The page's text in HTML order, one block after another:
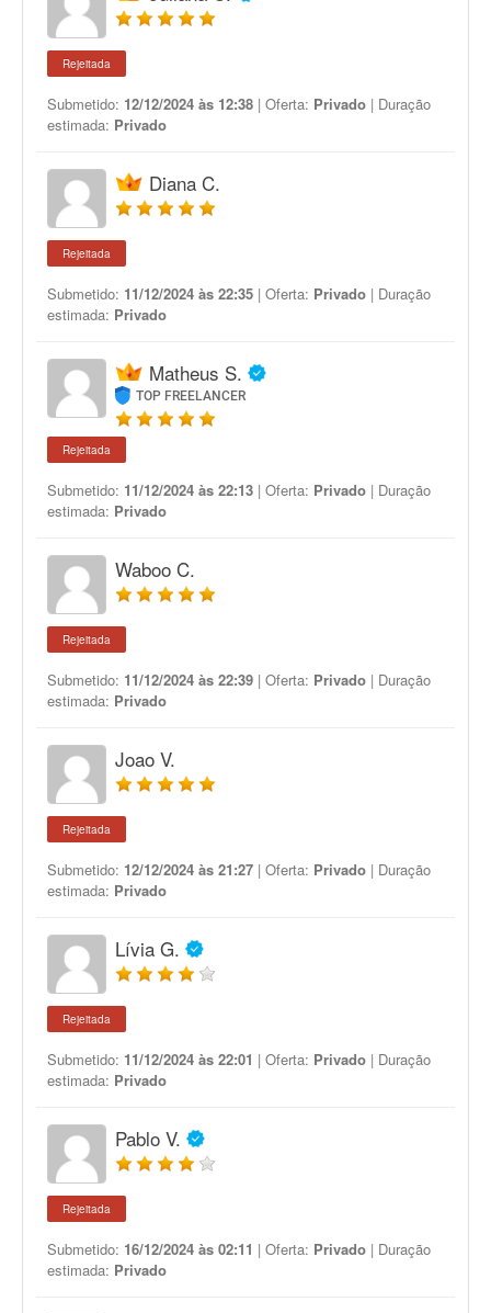
Rejeitada
Submetido: 12/12/2024 às 12:38 | Oferta: Privado | Duração
estimada: Privado
Diana C.
Rejeitada
Submetido: 11/12/2024 às 22:35 | Oferta: Privado | Duração
estimada: Privado
Matheus S.
TOP FREELANCER
Rejeitada
Submetido: 11/12/2024 às 22:13 | Oferta: Privado | Duração
estimada: Privado
Waboo C.
Rejeitada
Submetido: 11/12/2024 às 22:39 | Oferta: Privado | Duração
estimada: Privado
Joao V.
Rejeitada
Submetido: 12/12/2024 às 21:27 | Oferta: Privado | Duração
estimada: Privado
Lívia G.
Rejeitada
Submetido: 11/12/2024 às 22:01 | Oferta: Privado | Duração
estimada: Privado
Pablo V.
Rejeitada
Submetido: 16/12/2024 às 02:11 | Oferta: Privado | Duração
estimada: Privado